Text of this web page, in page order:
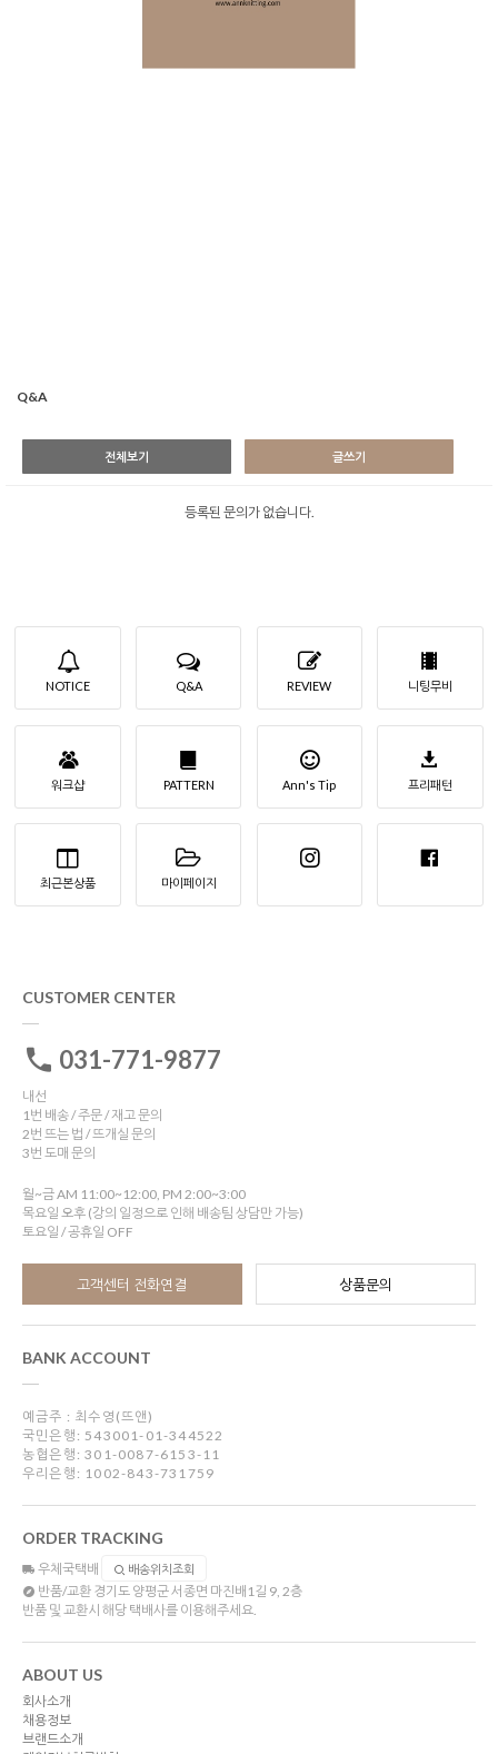
Q&A
전체보기 글쓰기
등록된 문의가 없습니다.
NOTICE Q&A REVIEW 니팅무비
워크샵 PATTERN Ann's Tip 프리패턴
최근본상품 마이페이지
CUSTOMER CENTER
031-771-9877
내선
1번 배송 / 주문 / 재고 문의
2번 뜨는 법 / 뜨개실 문의
3번 도매 문의
월~금 AM 11:00~12:00, PM 2:00~3:00
목요일 오후 (강의 일정으로 인해 배송팀 상담만 가능)
토요일 / 공휴일 OFF
고객센터 전화연결 상품문의
BANK ACCOUNT
예금주 : 최수영(뜨앤)
국민은행: 543001-01-344522
농협은행: 301-0087-6153-11
우리은행: 1002-843-731759
ORDER TRACKING
우체국택배 배송위치조회
반품/교환 경기도 양평군 서종면 마진배1길 9, 2층
반품 및 교환시 해당 택배사를 이용해주세요.
ABOUT US
회사소개
채용정보
브랜드소개